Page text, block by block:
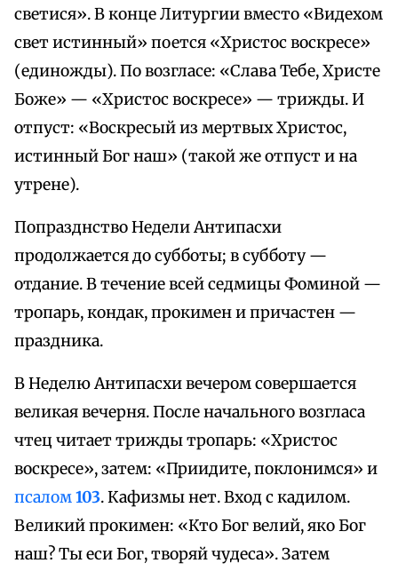
светися». В конце Литургии вместо «Видехом
свет истинный» поется «Христос воскресе»
(единожды). По возгласе: «Слава Тебе, Христе
Боже» — «Христос воскресе» — трижды. И
отпуст: «Воскресый из мертвых Христос,
истинный Бог наш» (такой же отпуст и на
утрене).
Попразднство Недели Антипасхи
продолжается до субботы; в субботу —
отдание. В течение всей седмицы Фоминой —
тропарь, кондак, прокимен и причастен —
праздника.
В Неделю Антипасхи вечером совершается
великая вечерня. После начального возгласа
чтец читает трижды тропарь: «Христос
воскресе», затем: «Приидите, поклонимся» и
псалом103. Кафизмы нет. Вход с кадилом.
Великий прокимен: «Кто Бог велий, яко Бог
наш? Ты еси Бог, творяй чудеса». Затем